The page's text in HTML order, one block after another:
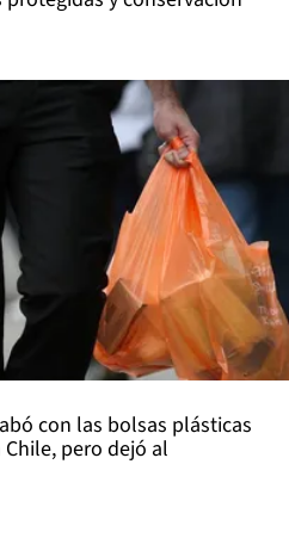
con las bolsas plásticas
pero dejó al